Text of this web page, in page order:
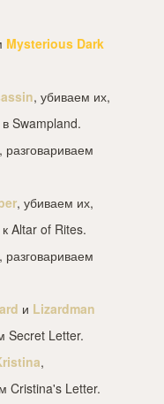
Mysterious Dark
, убиваем их,
Swampland.
, разговариваем
, убиваем их,
Altar of Rites.
, разговариваем
и Lizardman
Secret Letter.
,
Cristina's Letter.